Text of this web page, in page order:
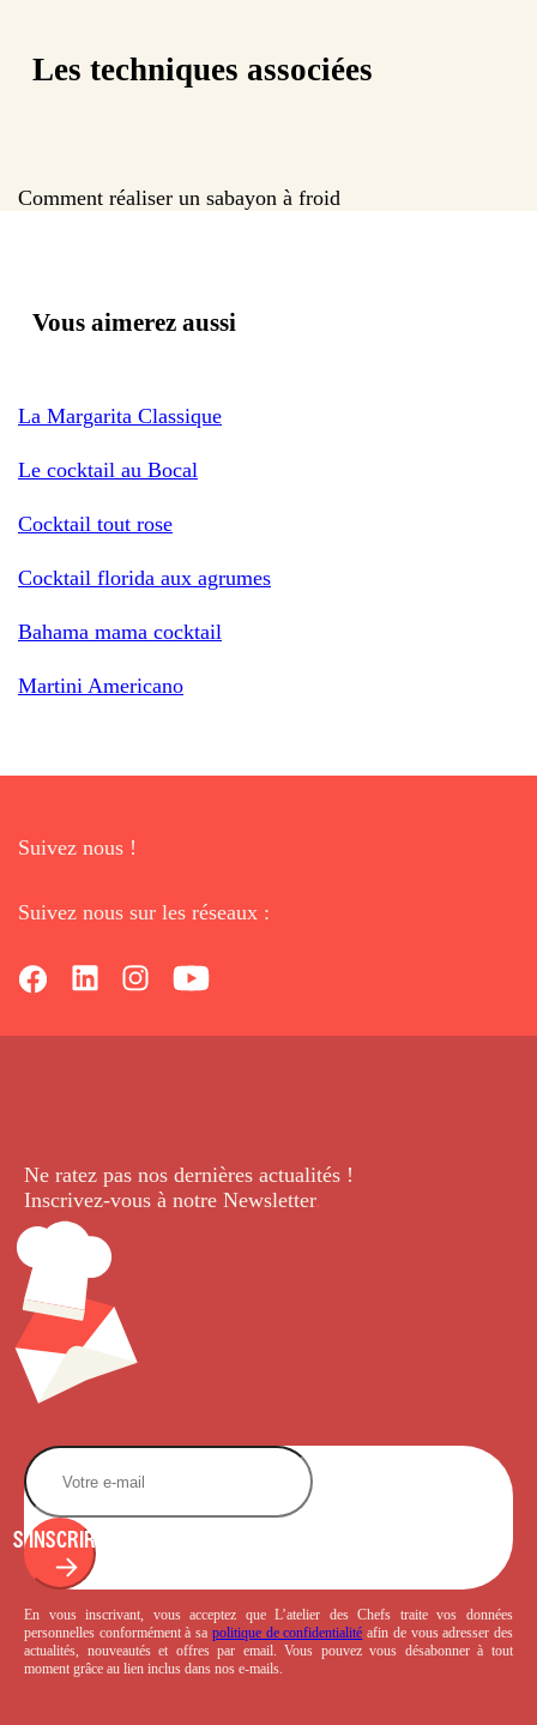
Les techniques associées
Comment réaliser un sabayon à froid
Vous aimerez aussi
La Margarita Classique
Le cocktail au Bocal
Cocktail tout rose
Cocktail florida aux agrumes
Bahama mama cocktail
Martini Americano
Suivez nous !
Suivez nous sur les réseaux :
Ne ratez pas nos dernières actualités !
Inscrivez-vous à notre Newsletter.
S'INSCRIRE
En vous inscrivant, vous acceptez que L’atelier des Chefs traite vos données
personnelles conformément à sa politique de confidentialité afin de vous adresser des
actualités, nouveautés et offres par email. Vous pouvez vous désabonner à tout
moment grâce au lien inclus dans nos e-mails.